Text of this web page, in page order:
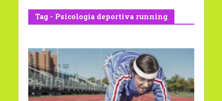
Tag - Psicologia deportiva running